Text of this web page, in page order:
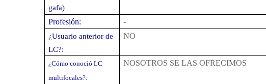
gafa)
Profesión: -
¿Usuario anterior de
LC?:
NO
¿Cómo conoció LC
multifocales?:
NOSOTROS SE LAS OFRECIMOS